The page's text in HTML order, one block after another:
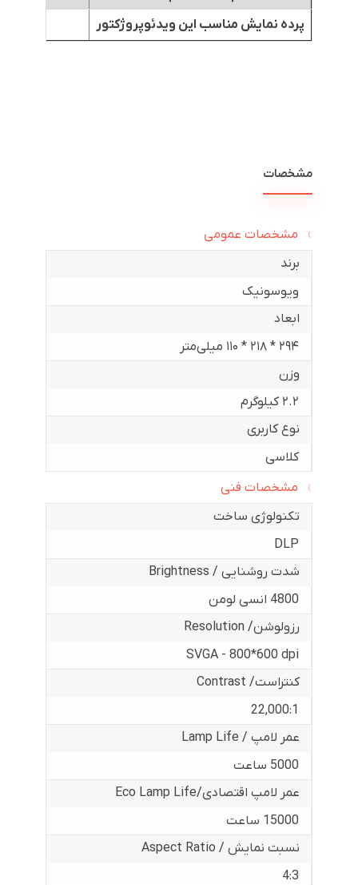
پرده نمایش مناسب این ویدئوپروژکتور
مشخصات
مشخصات عمومی
برند
ویوسونیک
ابعاد
۲۹۴ * ۲۱۸ * ۱۱۰ میلی‌متر
وزن
۲.۲ کیلوگرم
نوع کاربری
کلاسی
مشخصات فنی
تکنولوژی ساخت
DLP
شدت روشنایی / Brightness
4800 انسی لومن
رزولوشن/ Resolution
SVGA - 800*600 dpi
کنتراست/ Contrast
22,000:1
عمر لامپ / Lamp Life
5000 ساعت
عمر لامپ اقتصادی/Eco Lamp Life
15000 ساعت
نسبت نمایش / Aspect Ratio
4:3